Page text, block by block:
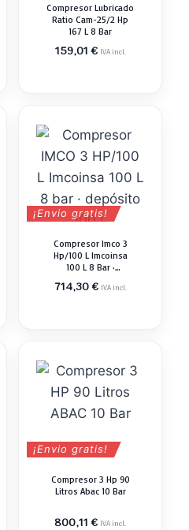
Compresor Lubricado
Ratio Cam-25/2 Hp
167 L 8 Bar
159,01€ IVA incl.
¡Envio gratis!
Compresor Imco 3
Hp/100 L Imcoinsa
100 L 8 Bar ·
714,30€ IVA incl.
¡Envio gratis!
Compresor 3 Hp 90
Litros Abac 10 Bar
800,11€ IVA incl.